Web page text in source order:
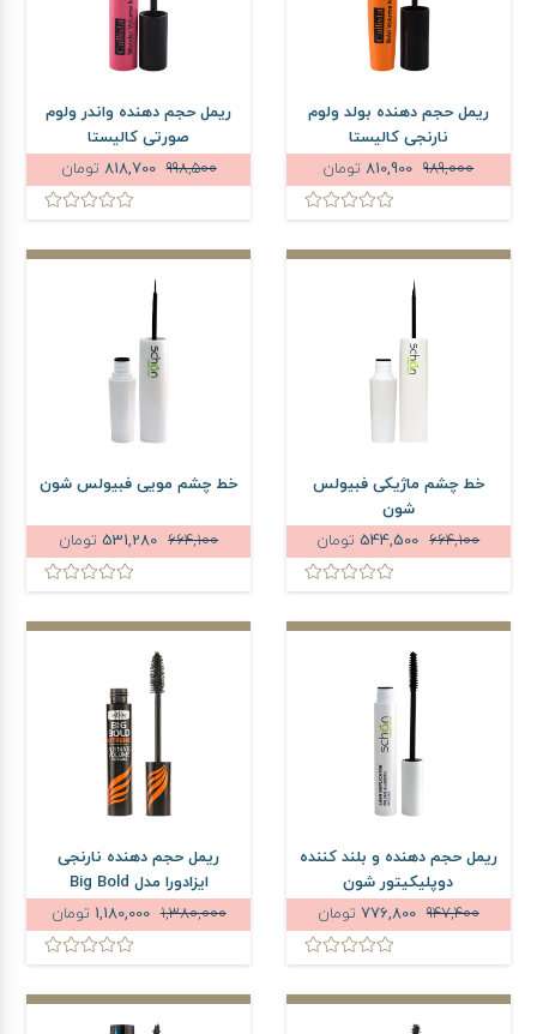
ریمل حجم دهنده بولد ولوم
نارنجی کالیستا
989,000
تومان
ریمل حجم دهنده واندر ولوم
صورتی کالیستا
998,500
818,700 تومان
خط چشم ماژیکی فبیولس
شون
664,100
تومان
خط چشم مویی فبیولس شون
664,100 تومان
ریمل حجم دهنده و بلند کننده
دوپلیکیتور شون
947,400
776,800 تومان
ریمل حجم دهنده نارنجی
ایزادورا مدل Big Bold
Extreme1,380,000
1,180,000 تومان